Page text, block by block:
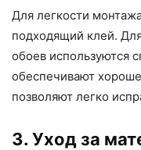
Для легкости
подходящий клей.
обоев используются
обеспечивают
позволяют легко
3. Уход за